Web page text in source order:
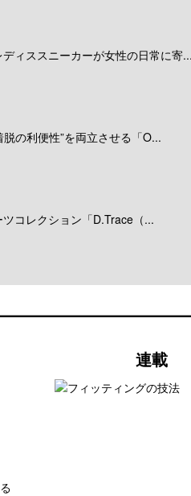
ディススニーカーが女性の日常に寄
の利便性”を両立させる「O...
ツコレクション「D.Trace（...
連載